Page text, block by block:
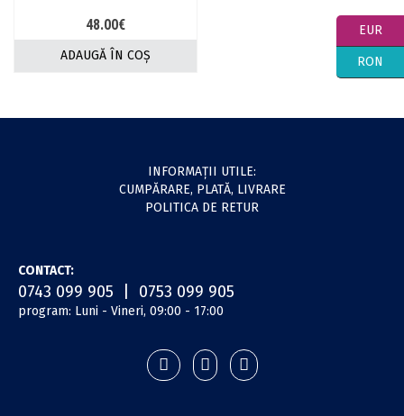
48.00€
ADAUGĂ ÎN COȘ
INFORMAŢII UTILE:
CUMPĂRARE, PLATĂ, LIVRARE
POLITICA DE RETUR
CONTACT:
0743 099 905 | 0753 099 905
program: Luni - Vineri, 09:00 - 17:00
EUR
RON